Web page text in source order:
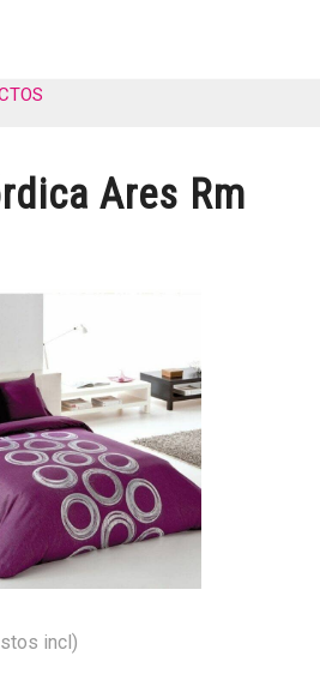
Ares Rm
incl)